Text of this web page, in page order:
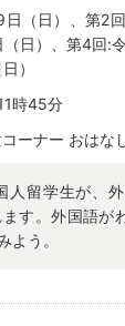
（日）、第2
日）、第4回:
）
時45分
ーナー おはな
人留学生が、
す。外国語が
よう。